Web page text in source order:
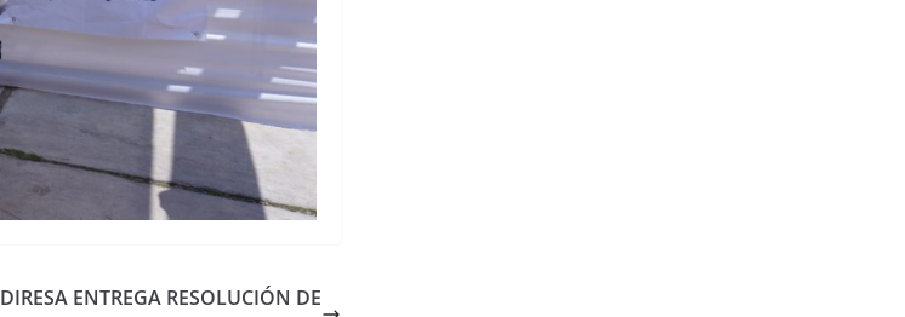
DIRESA ENTREGA RESOLUCIÓN DE